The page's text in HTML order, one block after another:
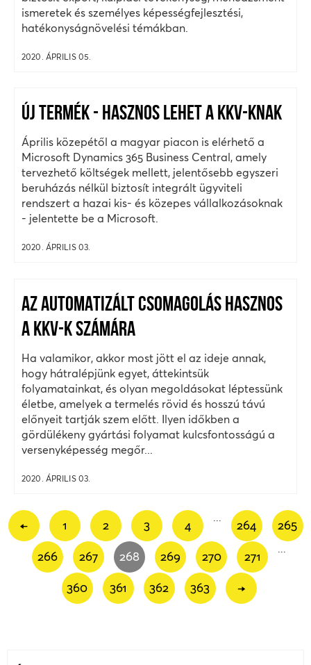
ismeretek és személyes képességfejlesztési,
hatékonyságnövelési témákban.
2020. ÁPRILIS 05.
ÚJ TERMÉK - HASZNOS LEHET A KKV-KNAK
Április közepétől a magyar piacon is elérhető a
Microsoft Dynamics 365 Business Central, amely
tervezhető költségek mellett, jelentősebb egyszeri
beruházás nélkül biztosít integrált ügyviteli
rendszert a hazai kis- és közepes vállalkozásoknak
- jelentette be a Microsoft.
2020. ÁPRILIS 03.
AZ AUTOMATIZÁLT CSOMAGOLÁS HASZNOS
A KKV-K SZÁMÁRA
Ha valamikor, akkor most jött el az ideje annak,
hogy hátralépjünk egyet, áttekintsük
folyamatainkat, és olyan megoldásokat léptessünk
életbe, amelyek a termelés rövid és hosszú távú
előnyeit tartják szem előtt. Ilyen időkben a
gördülékeny gyártási folyamat kulcsfontosságú a
versenyképesség megőr...
2020. ÁPRILIS 03.
← 1 2 3 4 264 265
266 267 268 269 270 271
360 361 362 363 →